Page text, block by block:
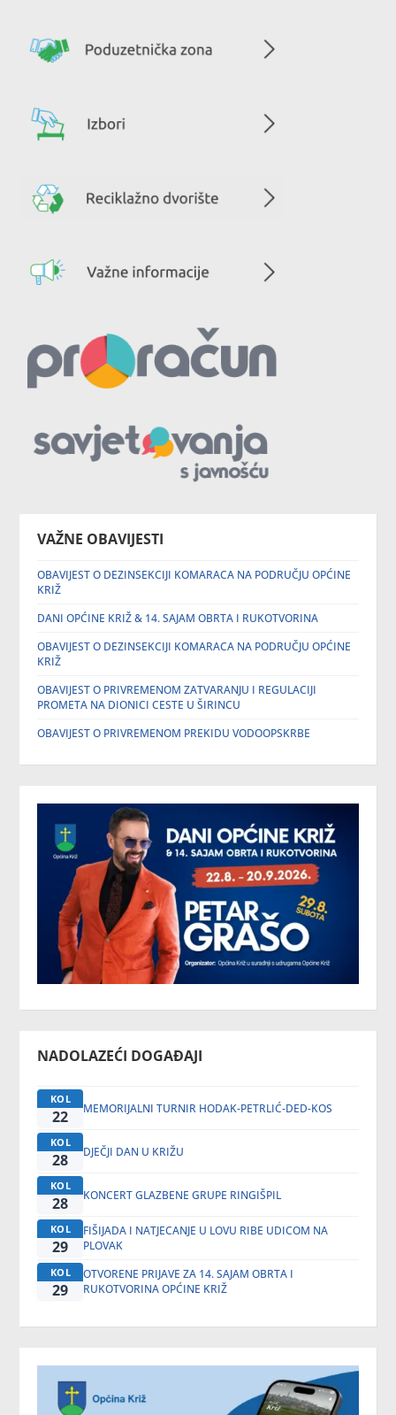
VAŽNE OBAVIJESTI
OBAVIJEST O DEZINSEKCIJI KOMARACA NA PODRUČJU OPĆINE
KRIŽ
DANI OPĆINE KRIŽ & 14. SAJAM OBRTA I RUKOTVORINA
OBAVIJEST O DEZINSEKCIJI KOMARACA NA PODRUČJU OPĆINE
KRIŽ
OBAVIJEST O PRIVREMENOM ZATVARANJU I REGULACIJI
PROMETA NA DIONICI CESTE U ŠIRINCU
OBAVIJEST O PRIVREMENOM PREKIDU VODOOPSKRBE
NADOLAZEĆI DOGAĐAJI
KOL
22 MEMORIJALNI TURNIR HODAK-PETRLIĆ-DED-KOS
KOL
28 DJEČJI DAN U KRIŽU
KOL
28 KONCERT GLAZBENE GRUPE RINGIŠPIL
KOL
29
FIŠIJADA I NATJECANJE U LOVU RIBE UDICOM NA
PLOVAK
KOL
29
OTVORENE PRIJAVE ZA 14. SAJAM OBRTA I
RUKOTVORINA OPĆINE KRIŽ